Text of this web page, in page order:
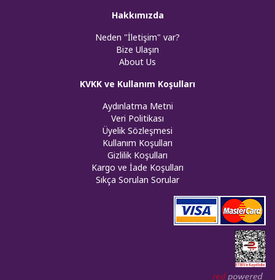
Hakkımızda
Neden "İletişim" var?
Bize Ulaşın
About Us
KVKK ve Kullanım Koşulları
Aydınlatma Metni
Veri Politikası
Üyelik Sözleşmesi
Kullanım Koşulları
Gizlilik Koşulları
Kargo ve İade Koşulları
Sıkça Sorulan Sorular
Web